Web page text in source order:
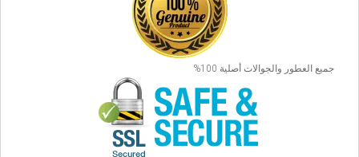
جميع العطور والجوالات أصلية 100%